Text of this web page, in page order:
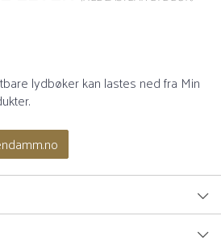
lydbøker kan lastes ned fra Min